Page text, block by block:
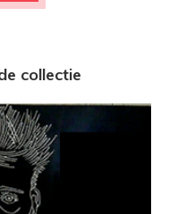
collectie